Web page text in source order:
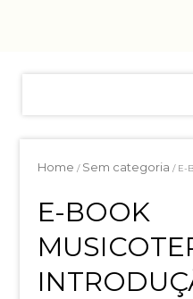
Home / Sem categoria / E-
E-BOOK